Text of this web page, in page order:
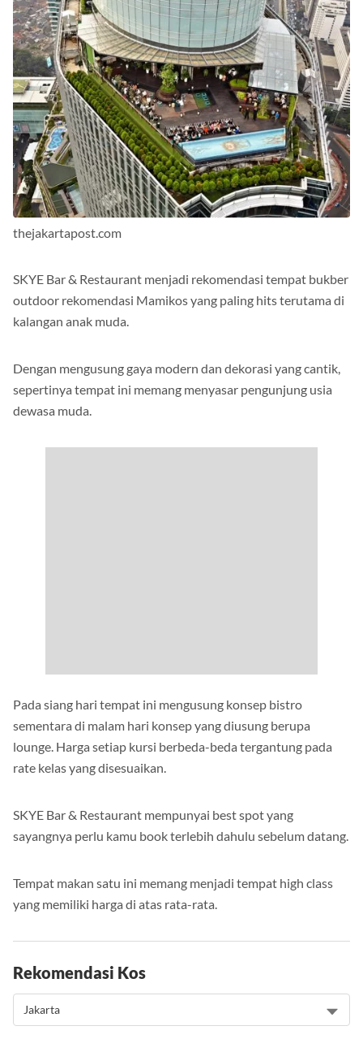
thejakartapost.com
SKYE Bar & Restaurant menjadi rekomendasi tempat bukber
outdoor rekomendasi Mamikos yang paling hits terutama di
kalangan anak muda.
Dengan mengusung gaya modern dan dekorasi yang cantik,
sepertinya tempat ini memang menyasar pengunjung usia
dewasa muda.
Pada siang hari tempat ini mengusung konsep bistro
sementara di malam hari konsep yang diusung berupa
lounge. Harga setiap kursi berbeda-beda tergantung pada
rate kelas yang disesuaikan.
SKYE Bar & Restaurant mempunyai best spot yang
sayangnya perlu kamu book terlebih dahulu sebelum datang.
Tempat makan satu ini memang menjadi tempat high class
yang memiliki harga di atas rata-rata.
Rekomendasi Kos